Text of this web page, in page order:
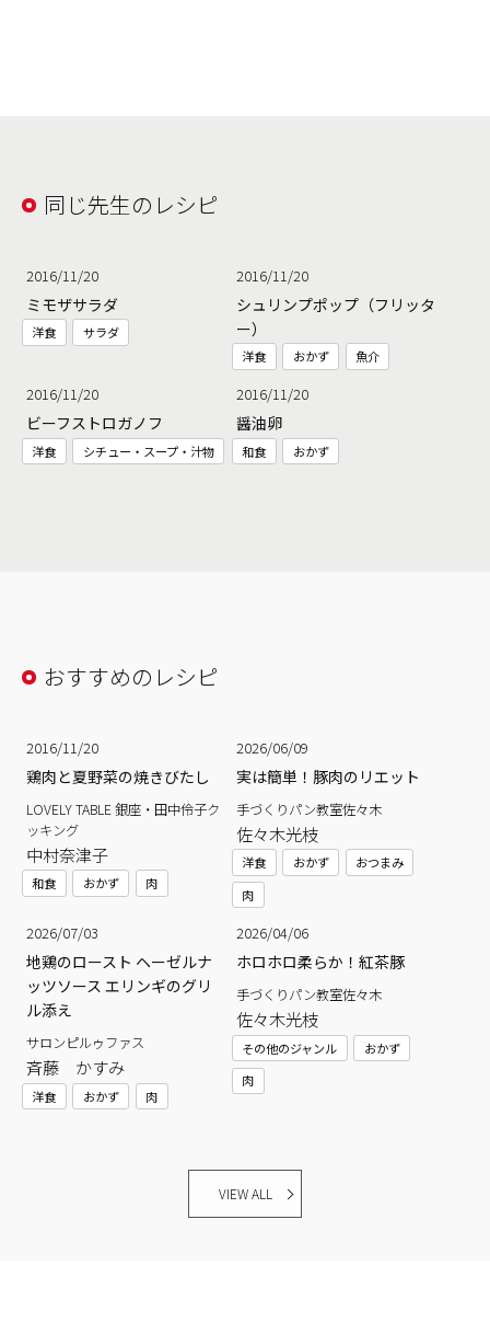
同じ先生のレシピ
2016/11/20
ミモザサラダ
洋食 サラダ
2016/11/20
シュリンプポップ（フリッタ
ー）
洋食 おかず 魚介
2016/11/20
ビーフストロガノフ
洋食 シチュー・スープ・汁物
2016/11/20
醤油卵
和食 おかず
おすすめのレシピ
2016/11/20
鶏肉と夏野菜の焼きびたし
LOVELY TABLE 銀座・田中伶子ク
ッキング
中村奈津子
和食 おかず 肉
2026/06/09
実は簡単！豚肉のリエット
手づくりパン教室佐々木
佐々木光枝
洋食 おかず
おつまみ
肉
2026/07/03
地鶏のロースト ヘーゼルナ
ッツソース エリンギのグリ
ル添え
サロンピルゥファス
斉藤 かすみ
洋食 おかず 肉
2026/04/06
ホロホロ柔らか！紅茶豚
手づくりパン教室佐々木
佐々木光枝
その他のジャンル
おかず
肉
VIEW ALL